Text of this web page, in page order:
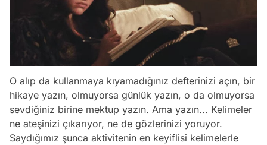
O alıp da kullanmaya kıyamadığınız defterinizi açın, bir
hikaye yazın, olmuyorsa günlük yazın, o da olmuyorsa
sevdiğiniz birine mektup yazın. Ama yazın... Kelimeler
ne ateşinizi çıkarıyor, ne de gözlerinizi yoruyor.
Saydığımız şunca aktivitenin en keyiflisi kelimelerle